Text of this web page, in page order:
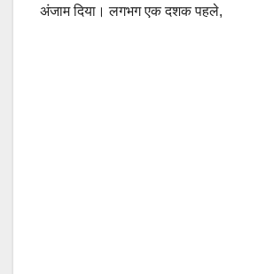
अंजाम दिया। लगभग एक दशक पहले,